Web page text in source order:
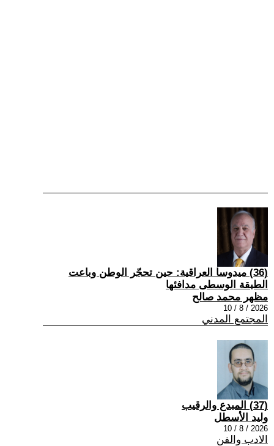
(36) ميدوسا العراقية: حين تحجّر الوطن وباعت
الطبقة الوسطى مدافئها
مظهر محمد صالح
2026 / 8 / 10
المجتمع المدني
(37) المبدع والرقيب
وليد الأسطل
2026 / 8 / 10
الادب والفن